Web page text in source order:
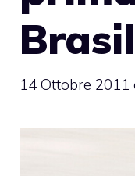
14 Ottobre 2011